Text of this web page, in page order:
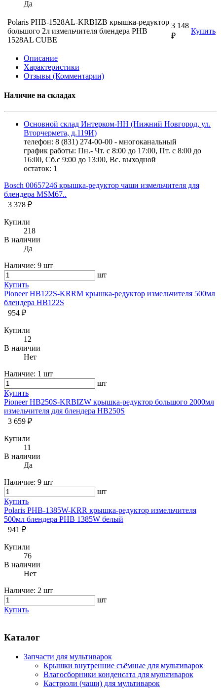
Да
Polaris PHB-1528AL-KRBIZB крышка-редуктор
большого 2л измельчителя блендера PHB
1528AL CUBE
3 148
₽
Купить
Описание
Характеристики
Отзывы (Комментарии)
Наличие на складах
Основной склад Интерком-НН (Нижний Новгород, ул.
Вторчермета, д.119И)
телефон: 8 (831) 274-00-00 - многоканальный
график работы: Пн.- Чт. с 8:00 до 17:00, Пт. с 8:00 до
16:00, Сб.с 9:00 до 13:00, Вс. выходной
остаток: 1
Bosch 00657246 крышка-редуктор чаши измельчителя для
блендера MSM67..
3 378 ₽
Купили
218
В наличии
Да
Наличие: 9 шт
шт
Купить
Pioneer HB122S-KRRM крышка-редуктор измельчителя 500мл
блендера HB122S
954 ₽
Купили
12
В наличии
Нет
Наличие: 1 шт
шт
Купить
Pioneer HB250S-KRBIZW крышка-редуктор большого 2000мл
измельчителя для блендера HB250S
3 659 ₽
Купили
11
В наличии
Да
Наличие: 9 шт
шт
Купить
Polaris PHB-1385W-KRR крышка-редуктор измельчителя
500мл блендера PHB 1385W белый
941 ₽
Купили
76
В наличии
Нет
Наличие: 2 шт
шт
Купить
Каталог
Запчасти для мультиварок
Крышки внутренние съёмные для мультиварок
Влагосборники конденсата для мультиварок
Кастрюли (чаши) для мультиварок